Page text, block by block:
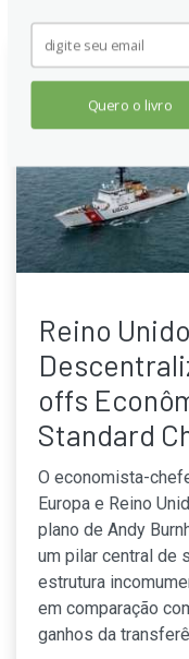
Reino
offs
Standard
O economista-
Europa e Reino
plano de Andy
um pilar central de
estrutura
em comparação
ganhos da
Quero o livro